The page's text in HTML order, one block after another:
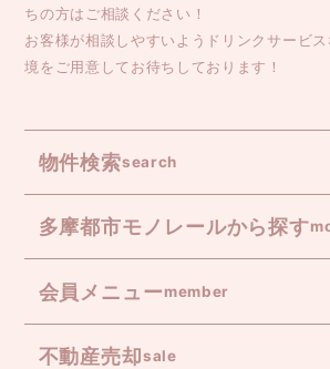
ちの方はご相談ください！
お客様が相談しやすいようドリンクサービ
境をご用意してお待ちしております！
物件検索search
多摩都市モノレールから探す
会員メニューmember
不動産売却sale